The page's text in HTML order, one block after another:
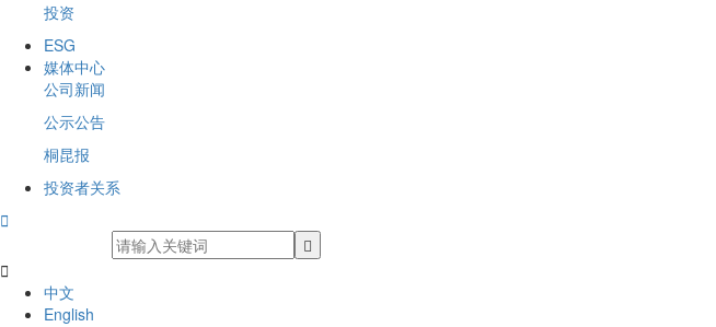
投资
ESG
媒体中心
公司新闻
公示公告
桐昆报
投资者关系


中文
English